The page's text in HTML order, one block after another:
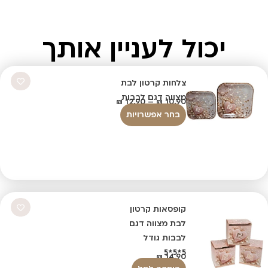
יכול לעניין אותך
צלחות קרטון לבת
מצווה דגם לבבות
₪10.90
–
₪12.90
בחר אפשרויות
קופסאות קרטון
לבת מצווה דגם
לבבות גודל
5*5*5
₪14.90